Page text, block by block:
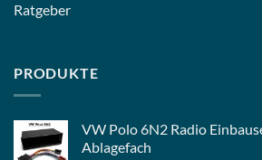
Ratgeber
PRODUKTE
VW Polo 6N2 Radio
Ablagefach